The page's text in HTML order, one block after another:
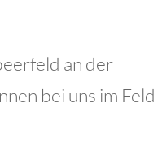
an der
bei uns im Feld